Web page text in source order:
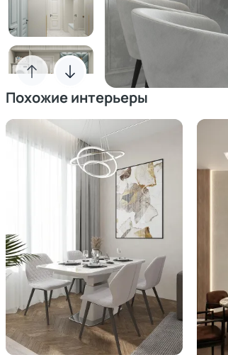
Похожие интерьеры